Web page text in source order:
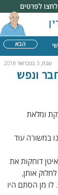
לפרטים
הבא
שבת, 3 בפברואר 2018
ונפש
ומלאת
במשורה עוד
דוחקות את
אותן,
לו מן הסתם היו